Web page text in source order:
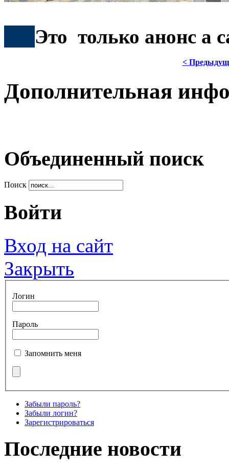
Это только анонс а
<
Дополнительная
Объединенный поиск
Поиск
Войти
Вход на сайт
Закрыть
Логин
Пароль
Запомнить меня
Забыли пароль?
Забыли логин?
Зарегистрироваться
Последние новости